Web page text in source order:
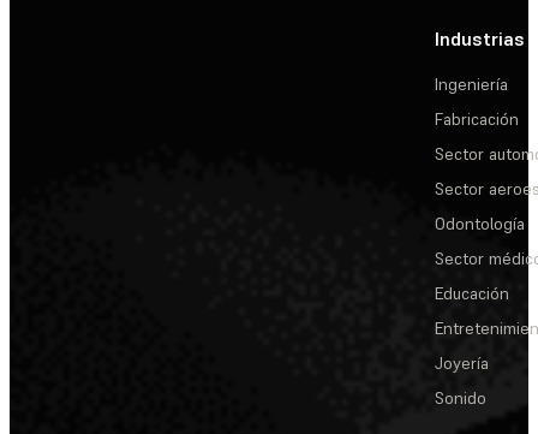
Industrias
Ingeniería
Fabricación
Sector
Sector
Odontología
Sector
Educación
Joyería
Sonido